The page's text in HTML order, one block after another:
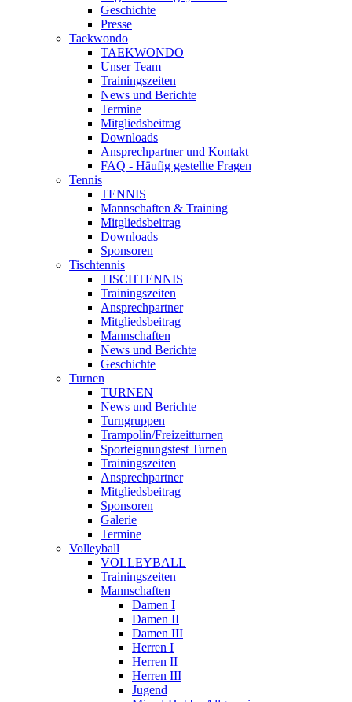
Geschichte
Presse
Taekwondo
TAEKWONDO
Unser Team
Trainingszeiten
News und Berichte
Termine
Mitgliedsbeitrag
Downloads
Ansprechpartner und Kontakt
FAQ - Häufig gestellte Fragen
Tennis
TENNIS
Mannschaften & Training
Mitgliedsbeitrag
Downloads
Sponsoren
Tischtennis
TISCHTENNIS
Trainingszeiten
Ansprechpartner
Mitgliedsbeitrag
Mannschaften
News und Berichte
Geschichte
Turnen
TURNEN
News und Berichte
Turngruppen
Trampolin/Freizeitturnen
Sporteignungstest Turnen
Trainingszeiten
Ansprechpartner
Mitgliedsbeitrag
Sponsoren
Galerie
Termine
Volleyball
VOLLEYBALL
Trainingszeiten
Mannschaften
Damen I
Damen II
Damen III
Herren I
Herren II
Herren III
Jugend